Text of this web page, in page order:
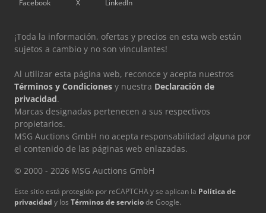
Facebook X LinkedIn
¡Toda la información, ofertas y precios en esta web están
sujetos a cambio y no son vinculantes!
Al utilizar esta página web, reconoce y acepta nuestros
Términos y Condiciones y nuestra Declaración de
privacidad.
Marcas designadas pertenecen a sus respectivos
propietarios.
MSG Auctions GmbH no acepta responsabilidad alguna por
el contenido de las páginas web enlazadas.
© 2000 - 2026 MSG Auctions GmbH
Este sitio está protegido por reCAPTCHA y se aplican la Política de
privacidad y los Términos de serviciode Google.